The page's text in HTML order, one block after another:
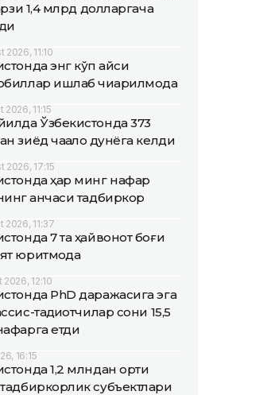
1,4 млрд долларгача
2026, 11:10
энг кўп қайси
ишлаб чиқарилмоқда
11:15
Ўзбекистонда 373
зиёд чақалоқ дунёга келди
2026, 17:15
ҳар минг нафар
қанчаси тадбиркор
2026, 11:37
7 та ҳайвонот боғи
юритмоқда
2026, 12:10
PhD даражасига эга
тадқиқотчилар сони 15,5
етди
16:15
1,2 млндан ортиқ
субъектлари